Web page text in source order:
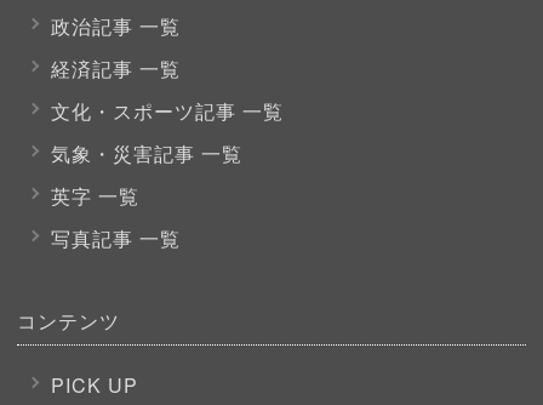
政治記事 一覧
経済記事 一覧
文化・スポーツ記事 一覧
気象・災害記事 一覧
英字 一覧
写真記事 一覧
コンテンツ
PICK UP